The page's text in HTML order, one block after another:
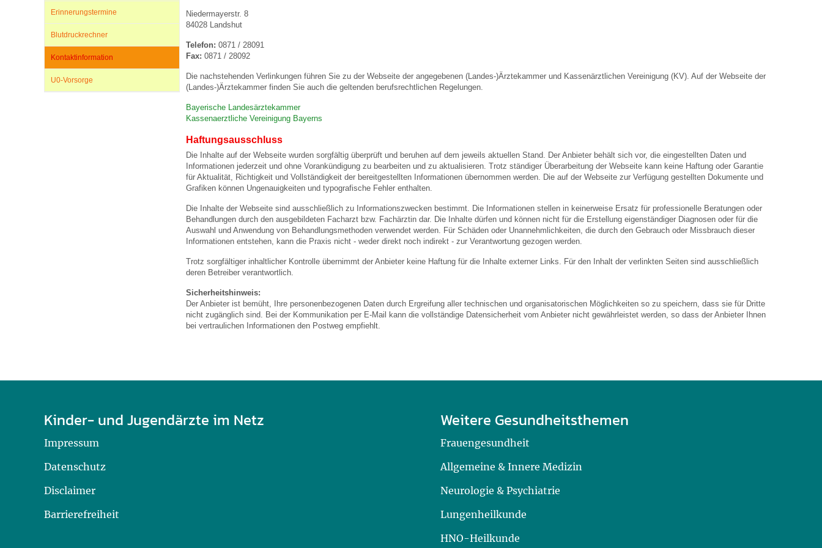
Häufige Fragen
Recht auf Impfung
Vorsorge- und Impferinnerung
Hörlexikon
Material zu den Vorsorgen
Entwicklungskalender
Familienzeit gesund gestalten
U0-Vorsorge
Erinnerungstermine
Blutdruckrechner
Kontaktinformation
U0-Vorsorge
Niedermayerstr. 8
84028 Landshut
Telefon: 0871 / 28091
Fax: 0871 / 28092
Die nachstehenden Verlinkungen führen Sie zu der Webseite der angegebenen (Landes-)Ärztekammer und Kassenärztlichen Vereinigung (KV). Auf der Webseite der
(Landes-)Ärztekammer finden Sie auch die geltenden berufsrechtlichen Regelungen.
Bayerische Landesärztekammer
Kassenaerztliche Vereinigung Bayerns
Haftungsausschluss
Die Inhalte auf der Webseite wurden sorgfältig überprüft und beruhen auf dem jeweils aktuellen Stand. Der Anbieter behält sich vor, die eingestellten Daten und
Informationen jederzeit und ohne Vorankündigung zu bearbeiten und zu aktualisieren. Trotz ständiger Überarbeitung der Webseite kann keine Haftung oder Garantie
für Aktualität, Richtigkeit und Vollständigkeit der bereitgestellten Informationen übernommen werden. Die auf der Webseite zur Verfügung gestellten Dokumente und
Grafiken können Ungenauigkeiten und typografische Fehler enthalten.
Die Inhalte der Webseite sind ausschließlich zu Informationszwecken bestimmt. Die Informationen stellen in keinerweise Ersatz für professionelle Beratungen oder
Behandlungen durch den ausgebildeten Facharzt bzw. Fachärztin dar. Die Inhalte dürfen und können nicht für die Erstellung eigenständiger Diagnosen oder für die
Auswahl und Anwendung von Behandlungsmethoden verwendet werden. Für Schäden oder Unannehmlichkeiten, die durch den Gebrauch oder Missbrauch dieser
Informationen entstehen, kann die Praxis nicht - weder direkt noch indirekt - zur Verantwortung gezogen werden.
Trotz sorgfältiger inhaltlicher Kontrolle übernimmt der Anbieter keine Haftung für die Inhalte externer Links. Für den Inhalt der verlinkten Seiten sind ausschließlich
deren Betreiber verantwortlich.
Sicherheitshinweis:
Der Anbieter ist bemüht, Ihre personenbezogenen Daten durch Ergreifung aller technischen und organisatorischen Möglichkeiten so zu speichern, dass sie für Dritte
nicht zugänglich sind. Bei der Kommunikation per E-Mail kann die vollständige Datensicherheit vom Anbieter nicht gewährleistet werden, so dass der Anbieter Ihnen
bei vertraulichen Informationen den Postweg empfiehlt.
Kinder- und Jugendärzte im Netz
Impressum
Datenschutz
Disclaimer
Barrierefreiheit
Weitere Gesundheitsthemen
Frauengesundheit
Allgemeine & Innere Medizin
Neurologie & Psychiatrie
Lungenheilkunde
HNO-Heilkunde